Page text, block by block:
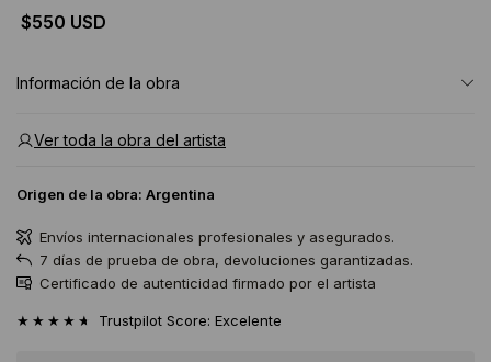
$550 USD
Información de la obra
Ver toda la obra del artista
Origen de la obra: Argentina
Envíos internacionales profesionales y asegurados.
7 días de prueba de obra, devoluciones garantizadas.
Certificado de autenticidad firmado por el artista
★★★★★ Trustpilot Score: Excelente